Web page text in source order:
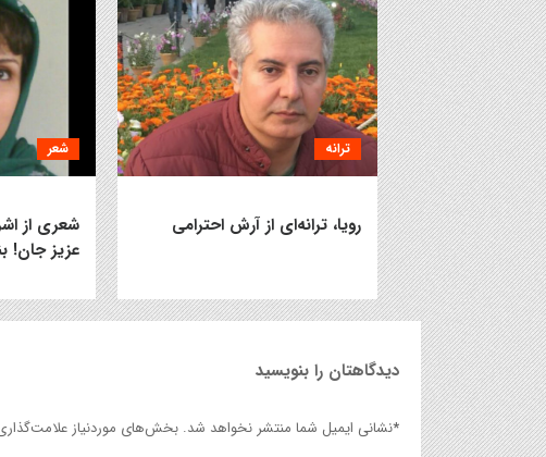
ترانه
رویا، ترانه‌ای از آرش احترامی
شعر
شعری از
عزیز جان!
دیدگاهتان را بنویسید
نشانی ایمیل شما منتشر نخواهد شد. بخش‌های موردنیاز *